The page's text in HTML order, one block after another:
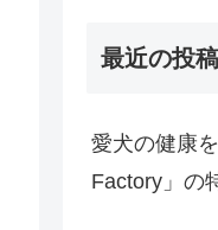
最近の投稿
愛犬の健康
Factory」の